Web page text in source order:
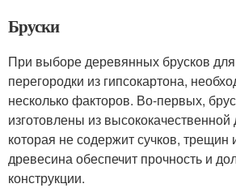
Бруски
При выборе деревянных брусков
перегородки из гипсокартона,
несколько факторов. Во-первых,
изготовлены из
которая не содержит сучков, трещин
древесина обеспечит прочность и
конструкции.